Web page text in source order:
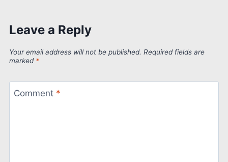
Leave a Reply
Your email address will not be published. Required fields are
marked *
Comment *